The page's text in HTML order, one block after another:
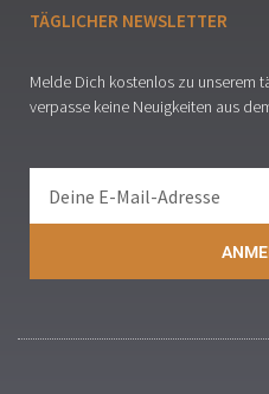
TÄGLICHER NEWSLETTER
Melde Dich kostenlos zu unserem
verpasse keine Neuigkeiten aus